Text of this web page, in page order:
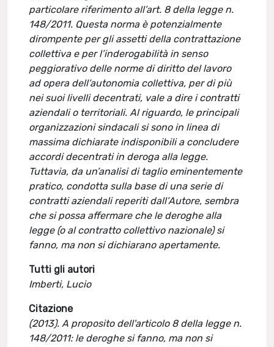
particolare riferimento all’art. 8 della legge n.
148/2011. Questa norma è potenzialmente
dirompente per gli assetti della contrattazione
collettiva e per l’inderogabilità in senso
peggiorativo delle norme di diritto del lavoro
ad opera dell’autonomia collettiva, per di più
nei suoi livelli decentrati, vale a dire i contratti
aziendali o territoriali. Al riguardo, le principali
organizzazioni sindacali si sono in linea di
massima dichiarate indisponibili a concludere
accordi decentrati in deroga alla legge.
Tuttavia, da un’analisi di taglio eminentemente
pratico, condotta sulla base di una serie di
contratti aziendali reperiti dall’Autore, sembra
che si possa affermare che le deroghe alla
legge (o al contratto collettivo nazionale) si
fanno, ma non si dichiarano apertamente.
Tutti gli autori
Imberti, Lucio
Citazione
(2013). A proposito dell'articolo 8 della legge n.
148/2011: le deroghe si fanno, ma non si